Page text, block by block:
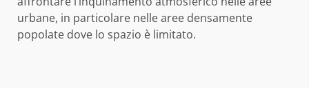
urbane, in particolare nelle aree densamente
popolate dove lo spazio è limitato.